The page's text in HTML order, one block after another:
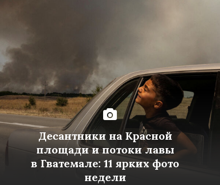
Десантники на Красной
площади и потоки лавы
в Гватемале: 11 ярких фото
недели